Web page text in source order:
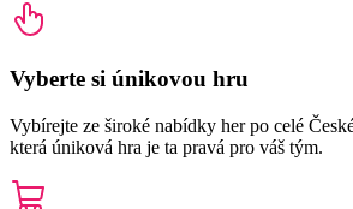
Vyberte si únikovou hru
Vybírejte ze široké nabídky her po celé
která úniková hra je ta pravá pro váš tým.